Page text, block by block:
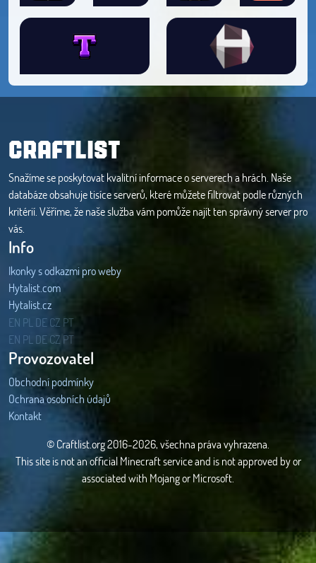
CRAFTLIST
Snažíme se poskytovat kvalitní informace o serverech a hrách. Naše
databáze obsahuje tisíce serverů, které můžete filtrovat podle různých
kritérií. Věříme, že naše služba vám pomůže najít ten správný server pro
vás.
Info
Ikonky s odkazmi pro weby
Hytalist.com
Hytalist.cz
Hytamods.org
EN PL DECZ PT
EN PL DECZ PT
Provozovatel
Obchodní podmínky
Ochrana osobních údajů
Kontakt
© Craftlist.org 2016-2026, všechna práva vyhrazena.
This site is not an official Minecraft service and is not approved by or
associated with Mojang or Microsoft.